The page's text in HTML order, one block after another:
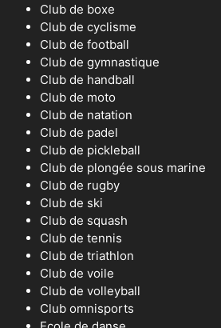
Club de boxe
Club de cyclisme
Club de football
Club de gymnastique
Club de handball
Club de moto
Club de natation
Club de padel
Club de pickleball
Club de plongée sous marine
Club de rugby
Club de ski
Club de squash
Club de tennis
Club de triathlon
Club de voile
Club de volleyball
Club omnisports